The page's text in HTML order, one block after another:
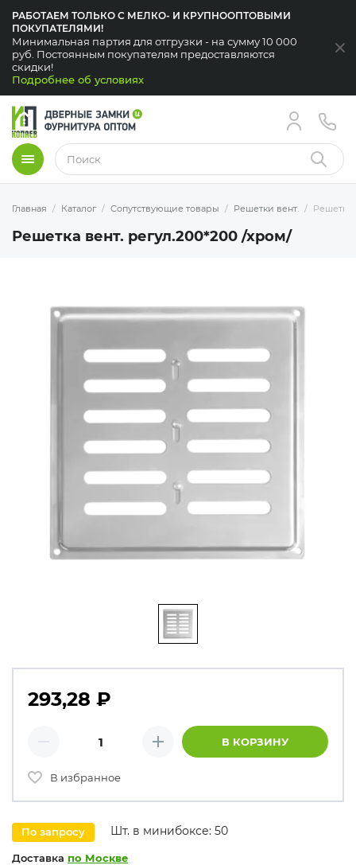
РАБОТАЕМ ТОЛЬКО С МЕЛКО- И КРУПНООПТОВЫМИ
ПОКУПАТЕЛЯМИ!
Минимальная партия для отгрузки - на сумму 10 000
руб. Постоянным покупателям предоставляются
скидки!
Подробнее об условиях
Меню Найти
Главная Каталог Сопутствующие товары Решетки вент. Решетка
Решетка вент. регул.200*200 /хром/
293,28 ₽
Плюс В КОРЗИНУ
В избранное
По запросу Шт. в минибоксе: 50
Доставка по Москве